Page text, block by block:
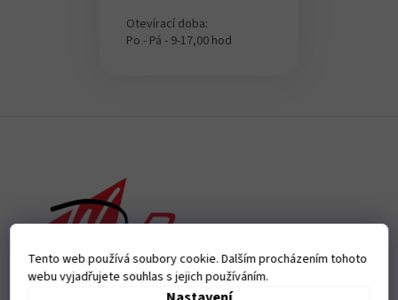
Tento web používá soubory cookie. Dalším procházením tohoto
webu vyjadřujete souhlas s jejich používáním.
Otevírací doba:
Po - Pá - 9-17,00 hod